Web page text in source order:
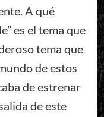
A qué
es el tema que
tema que
de estos
de estrenar
de este